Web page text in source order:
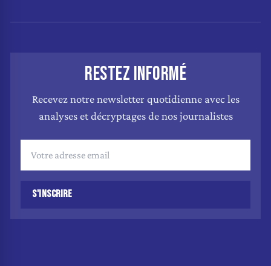
RESTEZ INFORMÉ
Recevez notre newsletter quotidienne avec les
analyses et décryptages de nos journalistes
S'INSCRIRE